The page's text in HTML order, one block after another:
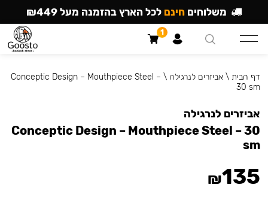
דף הבית \אביזרים לנרגילה \
Conceptic Design – Mouthpiece Steel –
30 sm
אביזרים לנרגילה
Conceptic Design – Mouthpiece Steel – 30
sm
₪135
משלוחים חינם לכל הארץ בהזמנה מעל ₪449
1